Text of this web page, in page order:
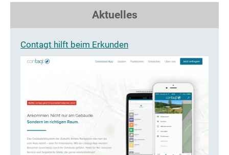
Aktuelles
Contagt hilft beim Erkunden